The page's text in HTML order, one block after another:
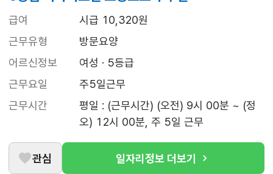
급여
시급 10,320원
근무유형
방문요양
어르신정보
여성 · 5등급
근무요일
주5일근무
근무시간
평일 : (근무시간) (오전) 9시 00분 ~ (정
오) 12시 00분, 주 5일 근무
관심 일자리정보 더보기